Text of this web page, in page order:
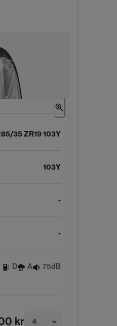
35 ZR19 103Y
103Y
-
-
D A 75dB
kr 4